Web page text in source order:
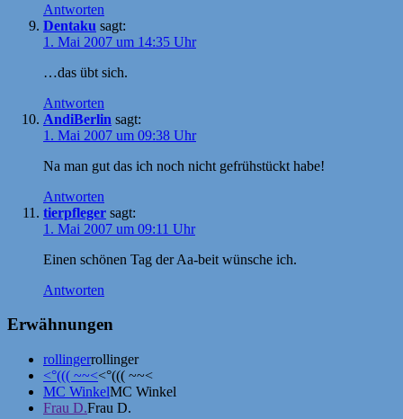
Antworten
Dentaku sagt:
1. Mai 2007 um 14:35 Uhr
…das übt sich.
Antworten
AndiBerlin sagt:
1. Mai 2007 um 09:38 Uhr
Na man gut das ich noch nicht gefrühstückt habe!
Antworten
tierpfleger sagt:
1. Mai 2007 um 09:11 Uhr
Einen schönen Tag der Aa-beit wünsche ich.
Antworten
Erwähnungen
rollingerrollinger
<°((( ~~<<°((( ~~<
MC WinkelMC Winkel
Frau D.Frau D.